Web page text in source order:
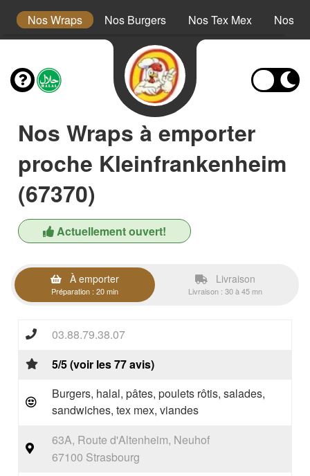
Nos Wraps Nos Burgers Nos Tex Mex Nos
Nos Wraps à emporter
proche Kleinfrankenheim
(67370)
Actuellement ouvert!
À emporter
Préparation : 20 min
Livraison
Livraison : 30 à 45 mn
03.88.79.38.07
5/5 (voir les 77 avis)
Burgers, halal, pâtes, poulets rôtis, salades,
sandwiches, tex mex, viandes
63A, Route d'Altenheim, Neuhof
67100 Strasbourg